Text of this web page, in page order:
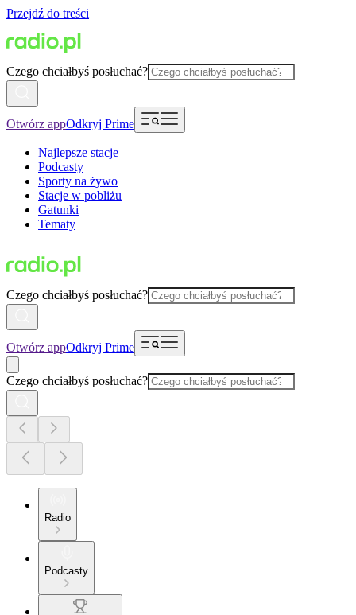
Przejdź do treści
Czego chciałbyś posłuchać?
Otwórz appOdkryj Prime
Najlepsze stacje
Podcasty
Sporty na żywo
Stacje w pobliżu
Gatunki
Tematy
Czego chciałbyś posłuchać?
Otwórz appOdkryj Prime
Czego chciałbyś posłuchać?
Radio
Podcasty